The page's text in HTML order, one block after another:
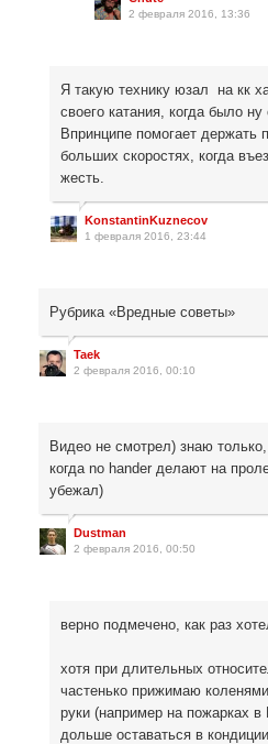
2 февраля 2016, 13:36
Я такую технику юзал на кк
своего катания, когда было
Впринципе помогает держать
больших скоростях, когда
жесть.
KonstantinKuznecov
1 февраля 2016, 23:44
Рубрика «Вредные советы»
Taek
2 февраля 2016, 00:10
Видео не смотрел) знаю
когда no hander делают на
убежал)
Dustman
2 февраля 2016, 00:50
верно подмечено, как раз
хотя при длительных
частенько прижимаю
руки (например на пожарках
дольше оставаться в